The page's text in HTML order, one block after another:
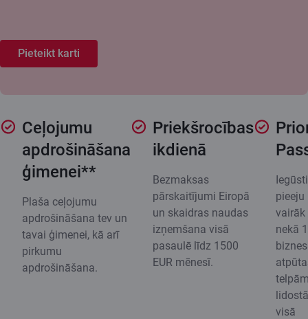
Pieteikt karti
Ceļojumu
apdrošināšana
ģimenei**
Plaša ceļojumu
apdrošināšana tev un
tavai ģimenei, kā arī
pirkumu
apdrošināšana.
Priekšrocības
ikdienā
Bezmaksas
pārskaitījumi Eiropā
un skaidras naudas
izņemšana visā
pasaulē līdz 1500
EUR mēnesī.
Iegūsti
pieeju
vairāk
nekā
visā